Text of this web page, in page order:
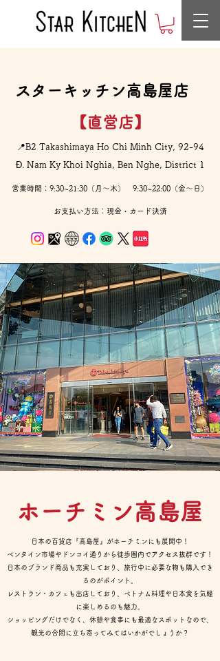
​スターキッチン高島屋店
【直営店】
📍B2 Takashimaya Ho Chi Minh City, 92-94
Đ. Nam Ky Khoi Nghia, Ben Nghe, District 1
​営業時間：9:30~21:30（月〜木） 9:30~22:00（金〜日）
​お支払い方法：現金・カード決済
​ホーチミン高島屋
日本の百貨店『高島屋』がホーチミンにも展開中！
ベンタイン市場やドンコイ通りから徒歩圏内でアクセス抜群です！
日本のブランド商品も充実しており、旅行中に必要な物も購入でき
るのがポイント。
レストラン・カフェも出店しており、ベトナム料理や日本食を気軽
に楽しめるのも魅力。
ショッピングだけでなく、休憩や食事にも最適なスポットなので、
観光の合間に立ち寄ってみてはいかがでしょうか？